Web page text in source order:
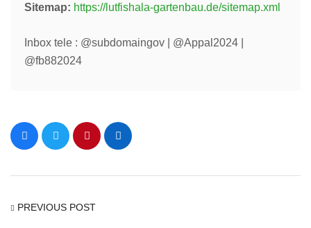
Sitemap: https://lutfishala-gartenbau.de/sitemap.xml
Inbox tele : @subdomaingov | @Appal2024 |
@fb882024
PREVIOUS POST